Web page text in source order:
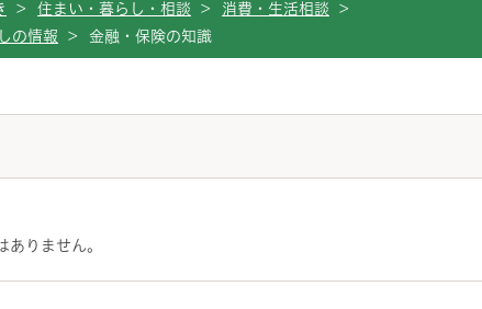
> 住まい・暮らし・相談 > 消費・生活相談
>
の情報 > 金融・保険の知識
ありません。